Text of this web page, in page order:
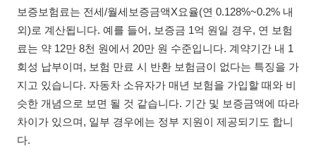
보증보험료는 전세/월세보증금액X요율(연 0.128%~0.2% 내
외)로 계산됩니다. 예를 들어, 보증금 1억 원일 경우, 연 보험
료는 약 12만 8천 원에서 20만 원 수준입니다. 계약기간 내 1
회성 납부이며, 보험 만료 시 반환 보험금이 없다는 특징을 가
지고 있습니다. 자동차 소유자가 매년 보험을 가입할 때와 비
슷한 개념으로 보면 될 것 같습니다. 기간 및 보증금액에 따라
차이가 있으며, 일부 경우에는 정부 지원이 제공되기도 합니
다.